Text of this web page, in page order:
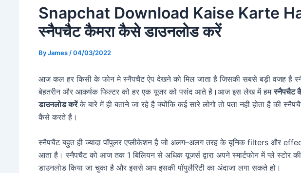
Snapchat Download Kaise Karte
स्नैपचैट कैमरा कैसे डाउनलोड करें
ByJames /04/03/2022
आज कल हर किसी के फोन मे स्नैपचैट ऐप देखने को मिल जाता है जिसकी सबसे बड़ी वजह है
बेहतरीन और आकर्षक फिल्टर को हर एक यूजर को पसंद आते है।आज इस लेख में हमस्नैपचैट
डाउनलोड करेंके बारे में ही बताने जा रहे है क्योंकि कई सारे लोगो तो पता नही होता है की
कैसे करते है।
स्नैपचैट बहुत ही ज्यादा पॉपुलर एप्लीकेशन है जो अलग–अलग तरह के यूनिक filters और
आता है। स्नैपचैट को आज तक 1 बिलियन से अधिक यूजर्स द्वारा अपने स्मार्टफोन में प्ले स्टोर
डाउनलोड किया जा चुका है और इससे आप इसकी पॉपुलैरिटी का अंदाजा लगा सकते हो।